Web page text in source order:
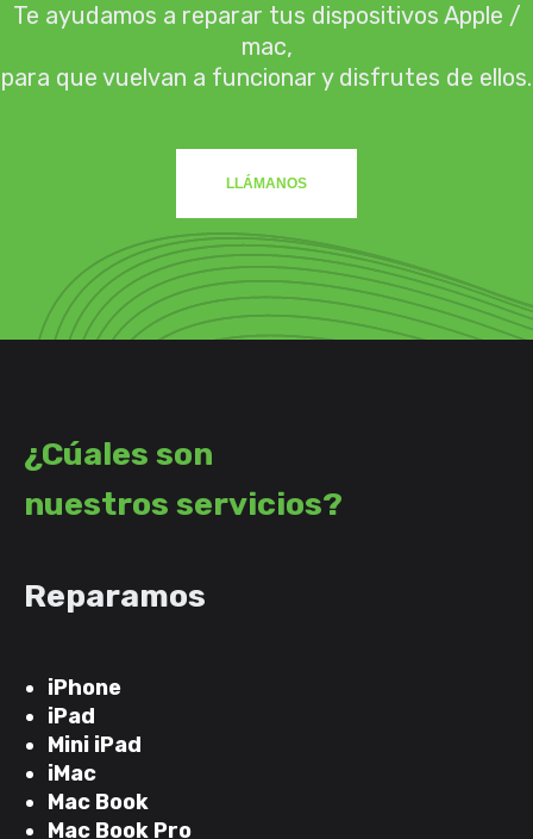
Te ayudamos a reparar tus dispositivos Apple /
mac,
para que vuelvan a funcionar y disfrutes de ellos.
LLÁMANOS
¿Cúales son
nuestros servicios?
Reparamos
iPhone
iPad
Mini iPad
iMac
Mac Book
Mac Book Pro